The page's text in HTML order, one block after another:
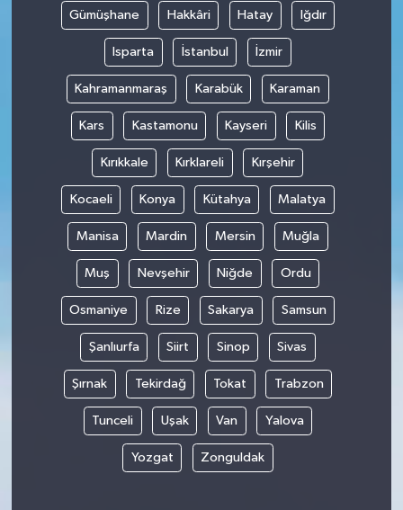
Gümüşhane Hakkâri Hatay Iğdır
Isparta İstanbul İzmir
Kahramanmaraş Karabük Karaman
Kars Kastamonu Kayseri Kilis
Kırıkkale Kırklareli Kırşehir
Kocaeli Konya Kütahya Malatya
Manisa Mardin Mersin Muğla
Muş Nevşehir Niğde Ordu
Osmaniye Rize Sakarya Samsun
Şanlıurfa Siirt Sinop Sivas
Şırnak Tekirdağ Tokat Trabzon
Tunceli Uşak Van Yalova
Yozgat Zonguldak